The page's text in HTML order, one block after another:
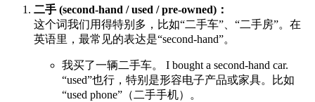
二手 (second-hand / used / pre-owned)：
这个词我们用得特别多，比如“二手车”、“二手房”。在
英语里，最常见的表达是“second-hand”。
我买了一辆二手车。 I bought a second-hand car.
“used”也行，特别是形容电子产品或家具。比如
“used phone”（二手手机）。